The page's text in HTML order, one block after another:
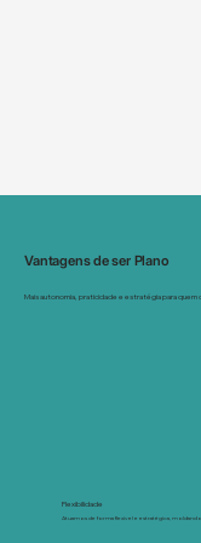
Vantagens de ser Plano
Mais autonomia, praticidade e estratégia para
Flexibilidade
Atuamos de forma flexível e estratégica,